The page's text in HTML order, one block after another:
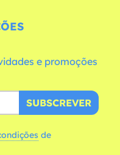
e promoções
SUBSCREVER